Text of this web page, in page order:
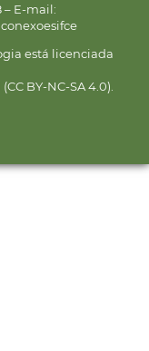
– E-mail:
está licenciada
BY-NC-SA 4.0).